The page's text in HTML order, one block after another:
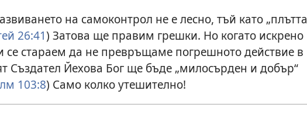
на самоконтрол не е лесно, тъй като „плътта
26:41) Затова ще правим грешки. Но когато искрено
се стараем да не превръщаме погрешното действие в
Създател Йехова Бог ще бъде „милосърден и добър“
103:8) Само колко утешително!